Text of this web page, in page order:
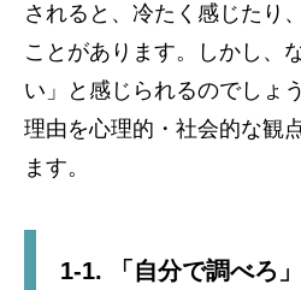
されると、冷たく感じたり
ことがあります。しかし、
い」と感じられるのでしょ
理由を心理的・社会的な観
ます。
1-1. 「自分で調べろ